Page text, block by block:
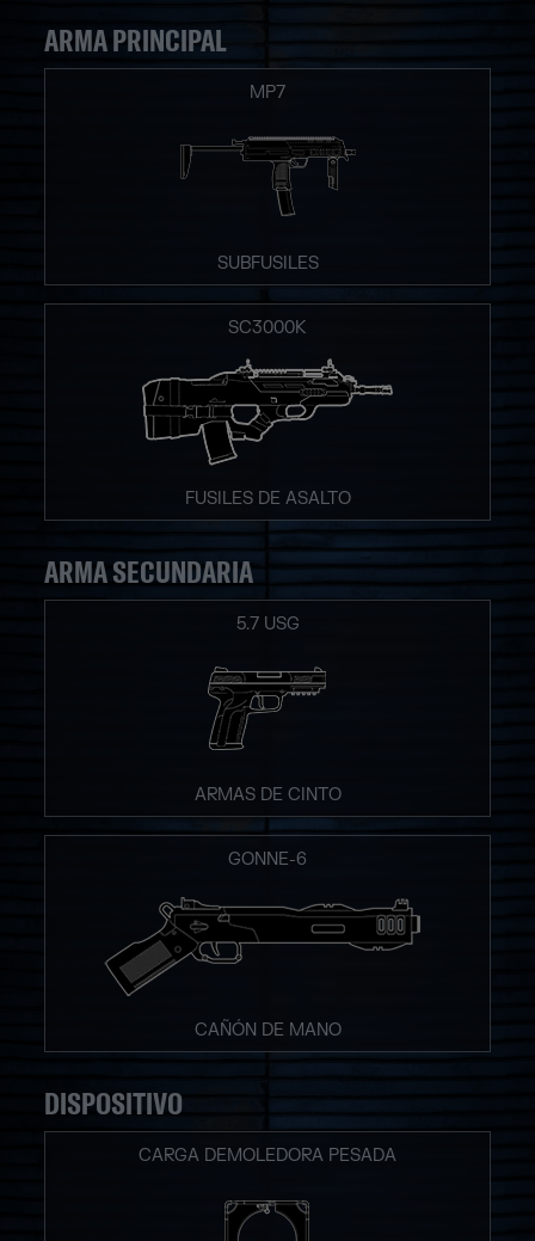
ARMA PRINCIPAL
MP7
SUBFUSILES
SC3000K
FUSILES DE ASALTO
ARMA SECUNDARIA
5.7 USG
ARMAS DE CINTO
GONNE-6
CAÑÓN DE MANO
DISPOSITIVO
CARGA DEMOLEDORA PESADA